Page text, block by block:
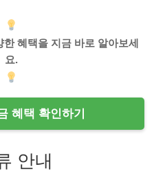
혜택을 지금 바로 알아보세
요.
혜택 확인하기
안내